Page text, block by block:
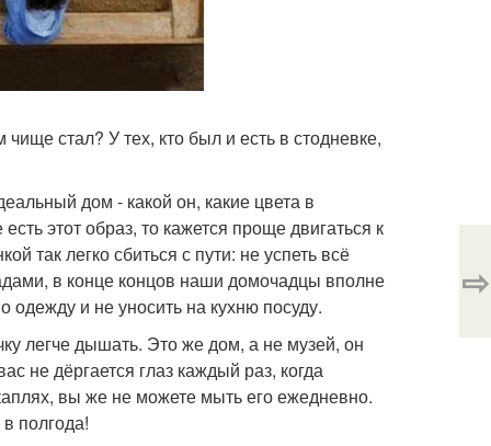
стал? У тех, кто был и есть в стодневке,
дом - какой он, какие цвета в
этот образ, то кажется проще двигаться к
так легко сбиться с пути: не успеть всё
в конце концов наши домочадцы вполне
одежду и не уносить на кухню посуду.
легче дышать. Это же дом, а не музей, он
не дёргается глаз каждый раз, когда
вы же не можете мыть его ежедневно.
полгода!
⇨